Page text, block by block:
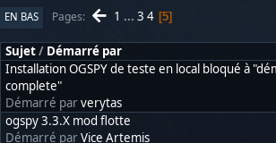
EN BAS Pages 1 ... 3 4 5
Sujet/ Démarré par
Installation OGSPY de teste en local bloqué à
complete"
Démarré parverytas
ogspy 3.3.X mod flotte
Démarré parVice Artemis